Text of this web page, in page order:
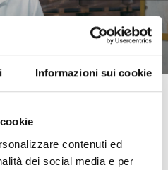
Informazioni sui cookie
contenuti ed
dei social media e per